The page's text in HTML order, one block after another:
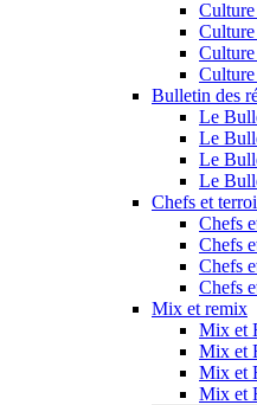
Bulletin des
Le
Le
Le
Le
Chefs et
Chefs
Chefs
Chefs
Chefs
Mix et remix
Mix et
Mix et
Mix et
Mix et